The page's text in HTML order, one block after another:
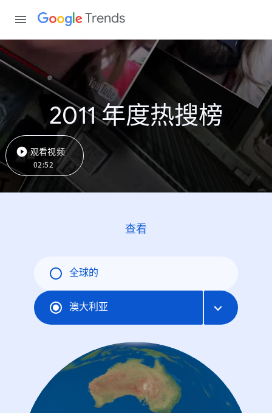
Trends
2011 年度热搜榜
观看视频
02:52
查看
全球的
澳大利亚